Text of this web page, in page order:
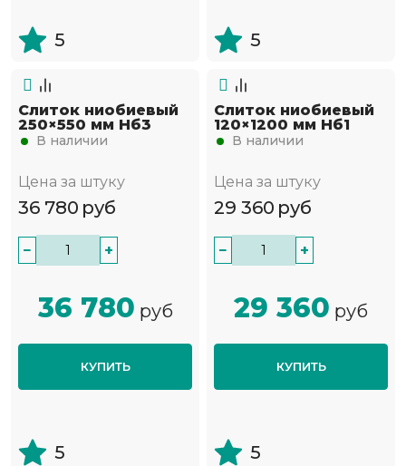
5 5
Слиток ниобиевый
250×550 мм Нб3
В наличии
Цена за штуку
36 780 руб
− +
36 780 руб
КУПИТЬ
5
Слиток ниобиевый
120×1200 мм Нб1
В наличии
Цена за штуку
29 360 руб
− +
29 360 руб
КУПИТЬ
5